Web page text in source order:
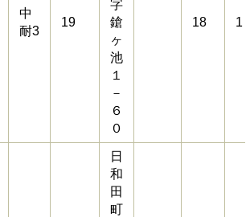
中
耐3
19
字
鎗
ヶ
池
１
－
６
０
18 1
日
和
田
町